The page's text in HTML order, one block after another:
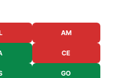
AM
CE
GO